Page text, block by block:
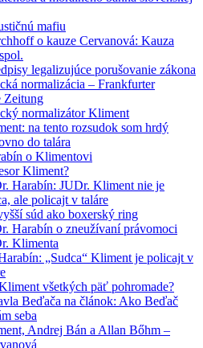
mafiu
o kauze Cervanová: Kauza
legalizujúce porušovanie zákona
normalizácia – Frankfurter
Zeitung
normalizátor Kliment
na tento rozsudok som hrdý
do talára
o Klimentovi
Kliment?
Harabín: JUDr. Kliment nie je
ale policajt v taláre
súd ako boxerský ring
Harabín o zneužívaní právomoci
Klimenta
„Sudca“ Kliment je policajt v
všetkých päť pohromade?
Beďača na článok: Ako Beďač
seba
Andrej Bán a Allan Bőhm –